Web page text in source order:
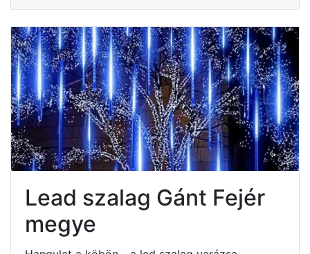
Lead szalag Gánt Fejér
megye